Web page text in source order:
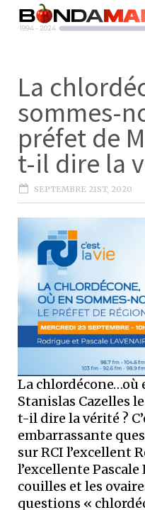
La
sommes-
préfet de
t-il dire la
SEPTEMBRE 21ST, 2020
La chlordécone…où
Stanislas Cazelles
t-il dire la vérité ?
embarrassante
sur RCI l’excellent
l’excellente
couilles et les
questions «